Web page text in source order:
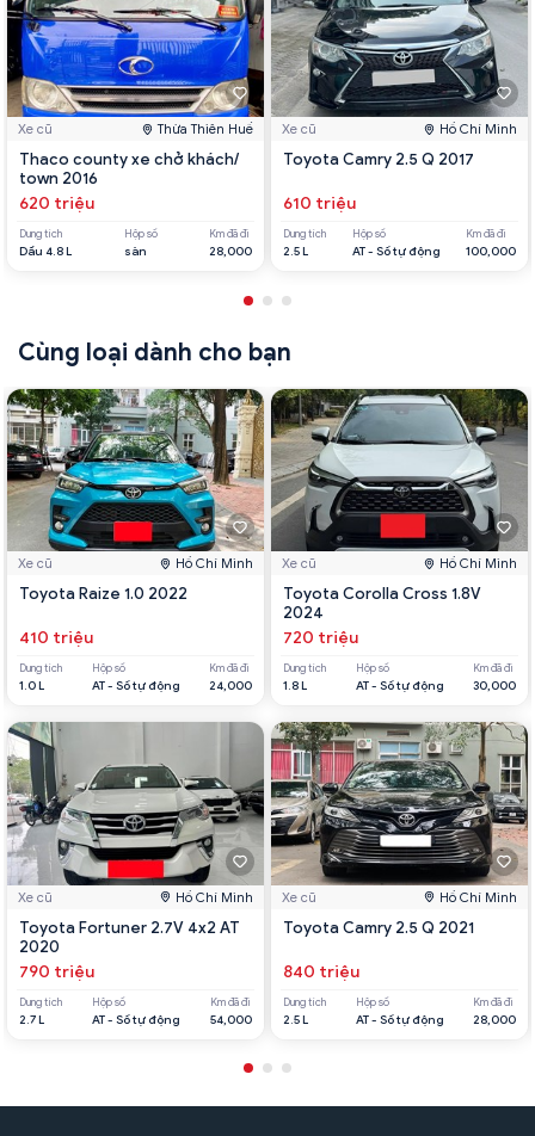
Xe cũ Thừa Thiên Huế
Thaco county xe chở khách/
town 2016
620 triệu
Dung tích
Dầu 4.8 L
Hộp số
sàn
Km đã đi
28,000
Xe cũ Hồ Chí Minh
Toyota Camry 2.5 Q 2017
610 triệu
Dung tích
2.5 L
Hộp số
AT - Số tự động
Km đã đi
100,000
Cùng loại dành cho bạn
Xe cũ Hồ Chí Minh
Toyota Raize 1.0 2022
410 triệu
Dung tích
1.0 L
Hộp số
AT - Số tự động
Km đã đi
24,000
Xe cũ Hồ Chí Minh
Toyota Fortuner 2.7V 4x2 AT
2020
790 triệu
Dung tích
2.7 L
Hộp số
AT - Số tự động
Km đã đi
54,000
Xe cũ Hồ Chí Minh
Toyota Corolla Cross 1.8V
2024
720 triệu
Dung tích
1.8 L
Hộp số
AT - Số tự động
Km đã đi
30,000
Xe cũ Hồ Chí Minh
Toyota Camry 2.5 Q 2021
840 triệu
Dung tích
2.5 L
Hộp số
AT - Số tự động
Km đã đi
28,000